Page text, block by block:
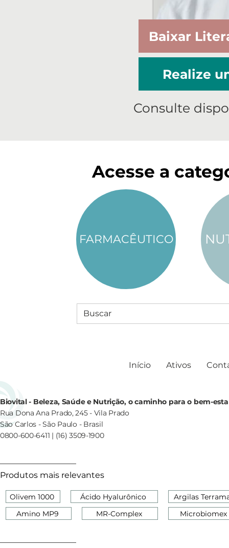
Baixar
Realize
Consulte
Acesse a
FARMACÊUTICO
Biovital - Beleza, Saúde e Nutrição, o caminho para o bem-
Rua Dona Ana Prado, 245 - Vila Prado
São Carlos - São Paulo - Brasil
0800-600-6411 | (16) 3509-1900
Início Ativos
Produtos mais relevantes
Olivem 1000
Ácido Hyalurônico
Amino MP9
MR-Complex
Argilas
Microbiomex